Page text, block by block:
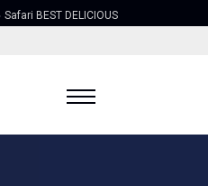
Safari BEST DELICIOUS